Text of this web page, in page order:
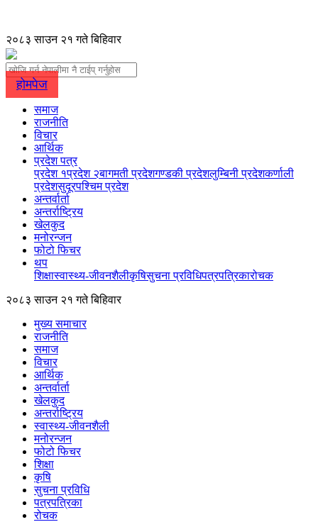
२०८३ साउन २१ गते बिहिवार
होमपेज
समाज
राजनीति
विचार
आर्थिक
प्रदेश पत्र
प्रदेश १प्रदेश २बागमती प्रदेशगण्डकी प्रदेशलुम्बिनी प्रदेशकर्णाली
प्रदेशसुदूरपश्चिम प्रदेश
अन्तर्वार्ता
अन्तर्राष्ट्रिय
खेलकुद
मनोरन्जन
फोटो फिचर
थप
शिक्षास्वास्थ्य-जीवनशैलीकृषिसुचना प्रविधिपत्रपत्रिकारोचक
२०८३ साउन २१ गते बिहिवार
मुख्य समाचार
राजनीति
समाज
विचार
आर्थिक
अन्तर्वार्ता
खेलकुद
अन्तर्राष्ट्रिय
स्वास्थ्य-जीवनशैली
मनोरन्जन
फोटो फिचर
शिक्षा
कृषि
सुचना प्रविधि
पत्रपत्रिका
रोचक